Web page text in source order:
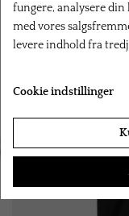
‹
fungere, analysere
med vores
levere indhold fra
Cookie indstillinger